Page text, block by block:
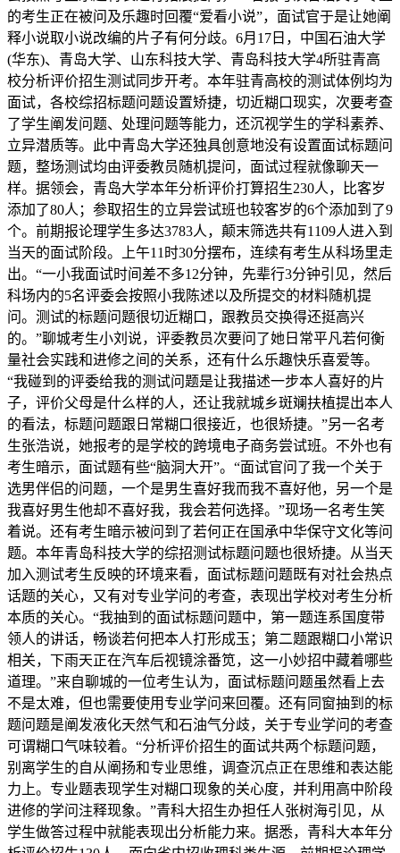
的考生正在被问及乐趣时回覆“爱看小说”，面试官于是让她阐
释小说取小说改编的片子有何分歧。6月17日，中国石油大学
(华东)、青岛大学、山东科技大学、青岛科技大学4所驻青高
校分析评价招生测试同步开考。本年驻青高校的测试体例均为
面试，各校综招标题问题设置矫捷，切近糊口现实，次要考查
了学生阐发问题、处理问题等能力，还沉视学生的学科素养、
立异潜质等。此中青岛大学还独具创意地没有设置面试标题问
题，整场测试均由评委教员随机提问，面试过程就像聊天一
样。据领会，青岛大学本年分析评价打算招生230人，比客岁
添加了80人；参取招生的立异尝试班也较客岁的6个添加到了9
个。前期报论理学生多达3783人，颠末筛选共有1109人进入到
当天的面试阶段。上午11时30分摆布，连续有考生从科场里走
出。“一小我面试时间差不多12分钟，先辈行3分钟引见，然后
科场内的5名评委会按照小我陈述以及所提交的材料随机提
问。测试的标题问题很切近糊口，跟教员交换得还挺高兴
的。”聊城考生小刘说，评委教员次要问了她日常平凡若何衡
量社会实践和进修之间的关系，还有什么乐趣快乐喜爱等。
“我碰到的评委给我的测试问题是让我描述一步本人喜好的片
子，评价父母是什么样的人，还让我就城乡斑斓扶植提出本人
的看法，标题问题跟日常糊口很接近，也很矫捷。”另一名考
生张浩说，她报考的是学校的跨境电子商务尝试班。不外也有
考生暗示，面试题有些“脑洞大开”。“面试官问了我一个关于
选男伴侣的问题，一个是男生喜好我而我不喜好他，另一个是
我喜好男生他却不喜好我，我会若何选择。”现场一名考生笑
着说。还有考生暗示被问到了若何正在国承中华保守文化等问
题。本年青岛科技大学的综招测试标题问题也很矫捷。从当天
加入测试考生反映的环境来看，面试标题问题既有对社会热点
话题的关心，又有对专业学问的考查，表现出学校对考生分析
本质的关心。“我抽到的面试标题问题中，第一题连系国度带
领人的讲话，畅谈若何把本人打形成玉；第二题跟糊口小常识
相关，下雨天正在汽车后视镜涂番笕，这一小妙招中藏着哪些
道理。”来自聊城的一位考生认为，面试标题问题虽然看上去
不是太难，但也需要使用专业学问来回覆。还有同窗抽到的标
题问题是阐发液化天然气和石油气分歧，关于专业学问的考查
可谓糊口气味较着。“分析评价招生的面试共两个标题问题，
别离学生的自从阐扬和专业思维，调查沉点正在思维和表达能
力上。专业题表现学生对糊口现象的关心度，并利用高中阶段
进修的学问注释现象。”青科大招生办担任人张树海引见，从
学生做答过程中就能表现出分析能力来。据悉，青科大本年分